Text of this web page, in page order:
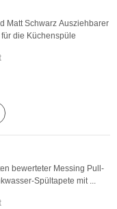
Matt Schwarz Ausziehbarer
die Küchenspüle
bewerteter Messing Pull-
Spültapete mit ...